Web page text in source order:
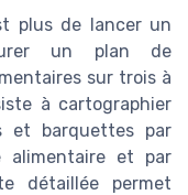
plus de lancer un
un plan de
sur trois à
à cartographier
et barquettes par
alimentaire et par
détaillée permet